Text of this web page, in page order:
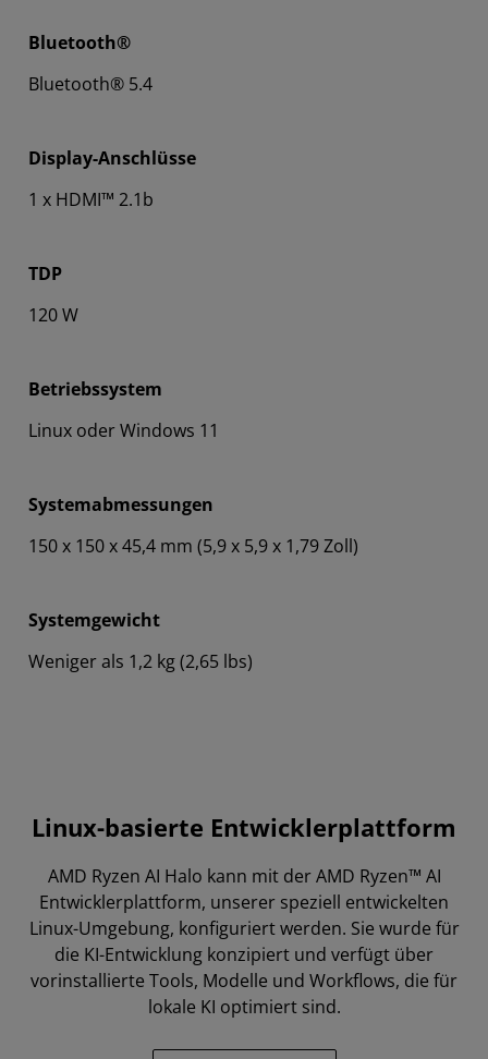
Bluetooth®
Bluetooth® 5.4
Display-Anschlüsse
1 x HDMI™ 2.1b
TDP
120 W
Betriebssystem
Linux oder Windows 11
Systemabmessungen
150 x 150 x 45,4 mm (5,9 x 5,9 x 1,79 Zoll)
Systemgewicht
Weniger als 1,2 kg (2,65 lbs)
Linux-basierte Entwicklerplattform
AMD Ryzen AI Halo kann mit der AMD Ryzen™ AI
Entwicklerplattform, unserer speziell entwickelten
Linux-Umgebung, konfiguriert werden. Sie wurde für
die KI-Entwicklung konzipiert und verfügt über
vorinstallierte Tools, Modelle und Workflows, die für
lokale KI optimiert sind.